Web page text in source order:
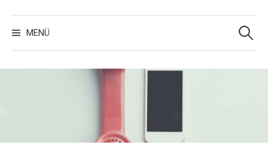
MENÜ
Suchen
nach: